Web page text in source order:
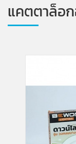
แคตตาล็อ